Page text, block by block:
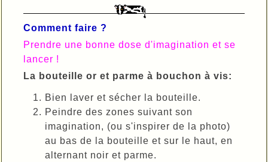
Comment faire ?
Prendre une bonne dose d'imagination et se
lancer !
La bouteille or et parme à bouchon à vis:
Bien laver et sécher la bouteille.
Peindre des zones suivant son
imagination, (ou s'inspirer de la photo)
au bas de la bouteille et sur le haut, en
alternant noir et parme.